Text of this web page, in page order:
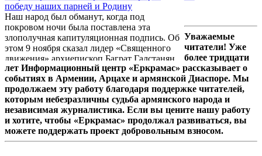
борьба», архиепископ Баграт Галстанян.
победу наших парней и Родину
Наш народ был обманут, когда под
покровом ночи была поставлена эта
злополучная капитуляционная подпись. Об
этом 9 ноября сказал лидер «Священного
движения» архиепископ Баграт Галстанян,
обратившись к армянскому народу из
«Ераблура».
Уважаемые
читатели! Уже
более тридцати
лет Информационный центр «Еркрамас» рассказывает о
событиях в Армении, Арцахе и армянской Диаспоре. Мы
продолжаем эту работу благодаря поддержке читателей,
которым небезразличны судьба армянского народа и
независимая журналистика. Если вы цените нашу работу
и хотите, чтобы «Еркрамас» продолжал развиваться, вы
можете поддержать проект добровольным взносом.